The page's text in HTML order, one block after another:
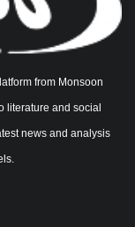
from Monsoon
literature and social
news and analysis